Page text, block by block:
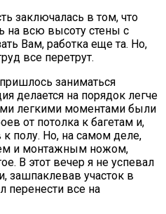
заключалась в том, что
на всю высоту стены с
Вам, работка еще та. Но,
все перетрут.
заниматься
делается на порядок легче
легкими моментами были
от потолка к багетам и,
к полу. Но, на самом деле,
и монтажным ножом,
В этот вечер я не успевал
зашпаклевав участок в
перенести все на